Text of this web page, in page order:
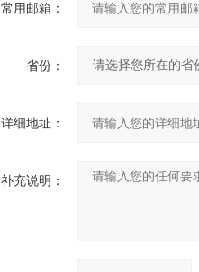
常用邮箱：
省份：
详细地址：
补充说明：